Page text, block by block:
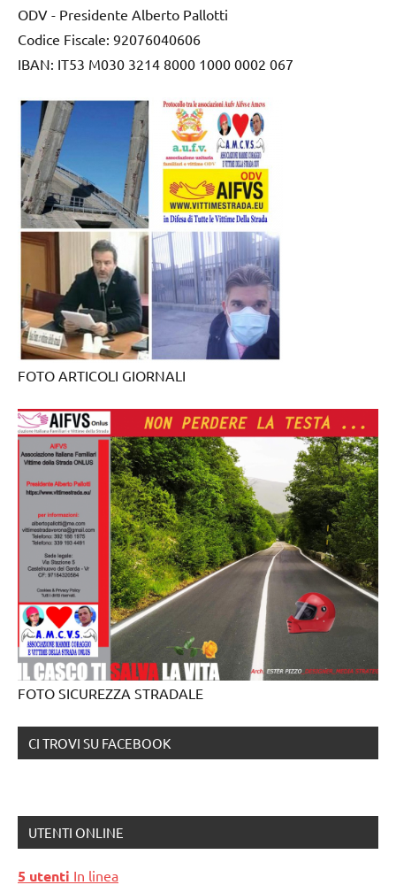
ODV - Presidente Alberto Pallotti
Codice Fiscale: 92076040606
IBAN: IT53 M030 3214 8000 1000 0002 067
FOTO ARTICOLI GIORNALI
FOTO SICUREZZA STRADALE
CI TROVI SU FACEBOOK
UTENTI ONLINE
5 utenti In linea